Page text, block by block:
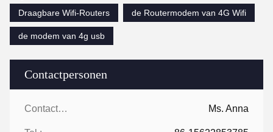
Contactpersonen
Contactpersonen: Ms. Anna
Draagbare Wifi-Routers
de Routermodem van 4G Wifi
de modem van 4g usb